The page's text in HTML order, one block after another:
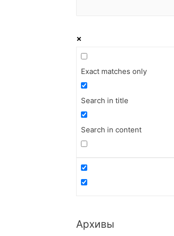
Exact matches only
Search in title
Search in content
Архивы